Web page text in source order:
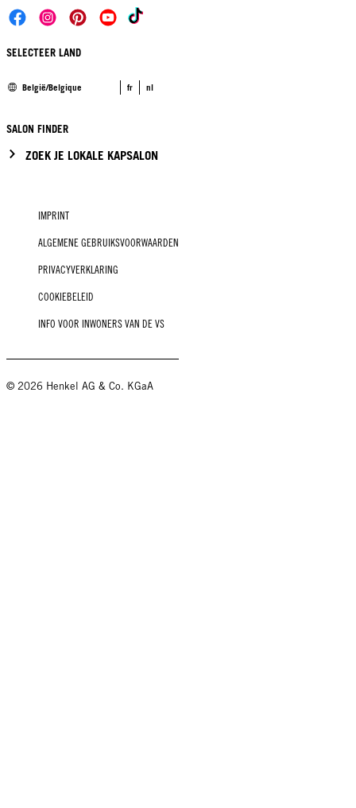
SELECTEER LAND
België/Belgique fr nl
SALON FINDER
ZOEK JE LOKALE KAPSALON
IMPRINT
ALGEMENE GEBRUIKSVOORWAARDEN
PRIVACYVERKLARING
COOKIEBELEID
INFO VOOR INWONERS VAN DE VS
© 2026 Henkel AG & Co. KGaA